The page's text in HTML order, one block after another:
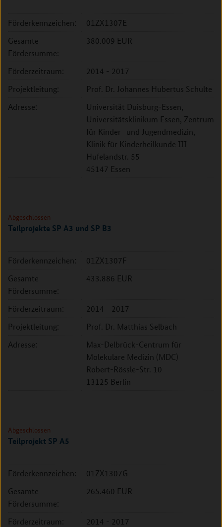
Förderkennzeichen:
01ZX1307E
Gesamte
Fördersumme:
380.009 EUR
Förderzeitraum:
2014 - 2017
Projektleitung:
Prof. Dr. Johannes Hubertus Schulte
Adresse:
Universität Duisburg-Essen,
Universitätsklinikum Essen, Zentrum
für Kinder- und Jugendmedizin,
Klinik für Kinderheilkunde III
Hufelandstr. 55
45147 Essen
Abgeschlossen
Teilprojekte SP A3 und SP B3
Förderkennzeichen:
01ZX1307F
Gesamte
Fördersumme:
433.886 EUR
Förderzeitraum:
2014 - 2017
Projektleitung:
Prof. Dr. Matthias Selbach
Adresse:
Max-Delbrück-Centrum für
Molekulare Medizin (MDC)
Robert-Rössle-Str. 10
13125 Berlin
Abgeschlossen
Teilprojekt SP A5
Förderkennzeichen:
01ZX1307G
Gesamte
Fördersumme:
265.460 EUR
Förderzeitraum:
2014 - 2017